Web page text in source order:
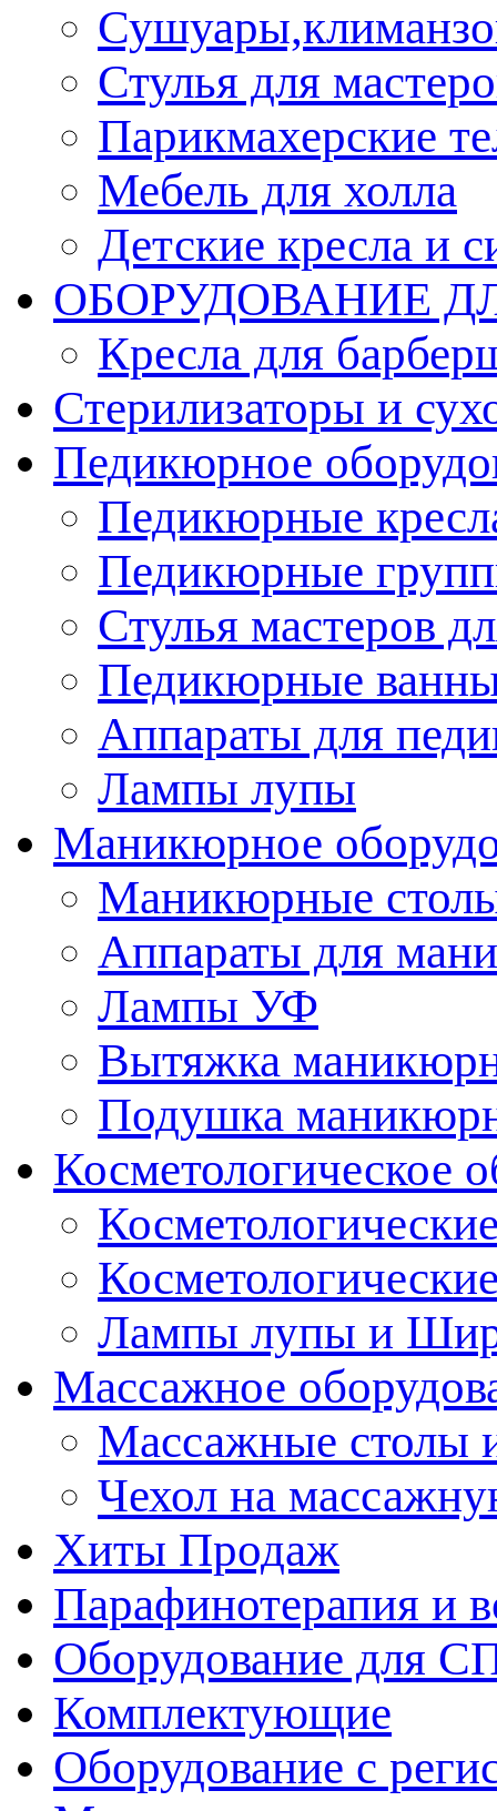
Стулья для
Парикмахерские
Мебель для холла
Детские кресла и
ОБОРУДОВАНИЕ
Кресла для
Стерилизаторы и
Педикюрное
Педикюрные
Педикюрные
Стулья мастеров
Педикюрные
Аппараты для
Лампы лупы
Маникюрное
Маникюрные
Аппараты для
Лампы УФ
Вытяжка
Подушка
Косметологическое
Лампы лупы и
Массажное
Массажные столы
Чехол на
Хиты Продаж
Парафинотерапия и
Оборудование для
Комплектующие
Оборудование с